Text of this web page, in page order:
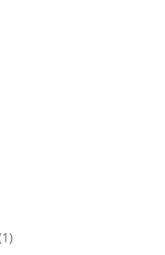
11